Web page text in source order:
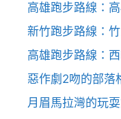
高雄跑步路線：
新竹跑步路線：
高雄跑步路線：
惡作劇2吻的部落
月眉馬拉灣的玩